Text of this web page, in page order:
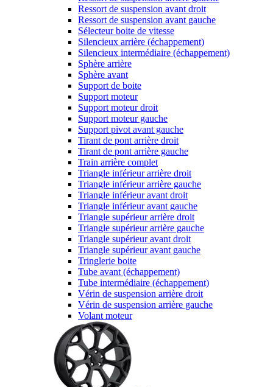
Ressort de suspension avant droit
Ressort de suspension avant gauche
Sélecteur boite de vitesse
Silencieux arrière (échappement)
Silencieux intermédiaire (échappement)
Sphère arrière
Sphère avant
Support de boite
Support moteur
Support moteur droit
Support moteur gauche
Support pivot avant gauche
Tirant de pont arrière droit
Tirant de pont arrière gauche
Train arrière complet
Triangle inférieur arrière droit
Triangle inférieur arrière gauche
Triangle inférieur avant droit
Triangle inférieur avant gauche
Triangle supérieur arrière droit
Triangle supérieur arrière gauche
Triangle supérieur avant droit
Triangle supérieur avant gauche
Tringlerie boite
Tube avant (échappement)
Tube intermédiaire (échappement)
Vérin de suspension arrière droit
Vérin de suspension arrière gauche
Volant moteur